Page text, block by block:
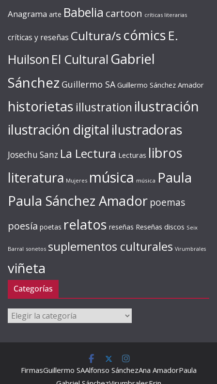
Anagrama arte Babelia cartoon críticas literarias
críticas y reseñas Cultura/s cómics E.
Huilson El Cultural Gabriel
Sánchez Guillermo SA Guillermo Sánchez Amador
historietas illustration ilustración
ilustración digital ilustradoras
Josechu Sanz La Lectura Lecturas libros
literatura Mujeres música música Paula
Paula Sánchez Amador poemas
poesía poetas relatos reseñas Reseñas discos Seix
Barral sonetos suplementos culturales Virumbrales
viñeta
Categorías
Categorías
FirmasGuillermo SAAlfonso SánchezAna AmadorPaula